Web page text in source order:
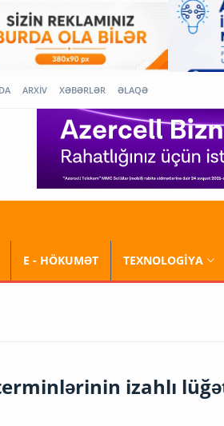
ARXİV XƏBƏRLƏR ƏLAQƏ
E - HÖKUMƏT TEXNOLOGİYA
izahlı